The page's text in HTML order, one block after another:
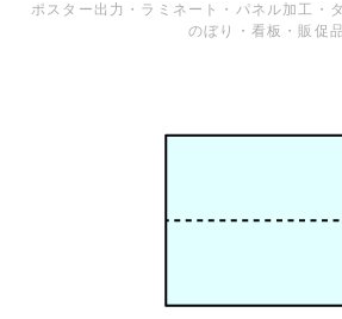
ポスター出力・ラミネート・パネル加工・
のぼり・看板・販促品